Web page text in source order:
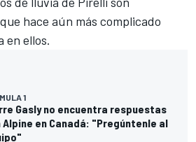
hace aún más complicado
en ellos.
1
Gasly no encuentra respuestas
Alpine en Canadá: "Pregúntenle al